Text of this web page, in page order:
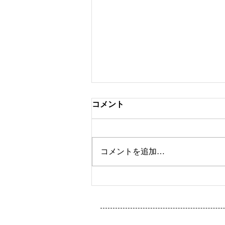
ツートンカラー
コメント
コメントを追加…